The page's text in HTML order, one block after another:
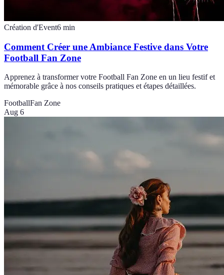
Création d'Event6 min
Comment Créer une Ambiance Festive dans Votre
Football Fan Zone
Apprenez à transformer votre Football Fan Zone en un lieu festif et
mémorable grâce à nos conseils pratiques et étapes détaillées.
FootballFan Zone
Aug 6